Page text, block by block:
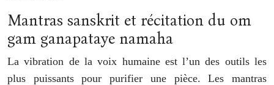
Mantras sanskrit et récitation du om
gam ganapataye namaha
La vibration de la voix humaine est l’un des outils les
plus puissants pour purifier une pièce. Les mantras